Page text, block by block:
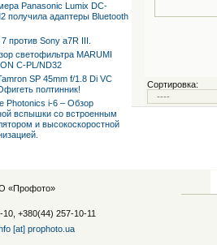
Panasonic Lumix DC-
получила адаптеры Bluetooth
против Sony a7R III.
светофильтра MARUMI
C-PL/ND32
SP 45mm f/1.8 Di VC
полтинник!
Photonics i-6 – Обзор
вспышки со встроенным
и высокоскоростной
Сортировка:
«Профото»
+380(44) 257-10-11
[at] prophoto.ua